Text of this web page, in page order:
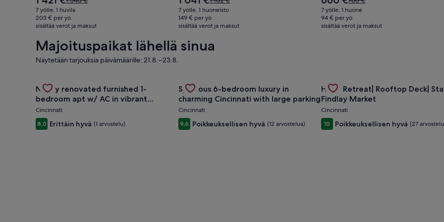
on
1 421 €
oli
1 543 €,
katso
perushinnasta.
7 yölle, 1 huvila
203 € per yö
sisältää verot ja maksut
on
1 041 €
oli
1 182 €,
katso
perushinnasta.
7 yölle, 1 huoneisto
149 € per yö
sisältää verot ja maksut
on
660 €
oli
768 €,
katso
7 yölle, 1 huone
94 € per yö
sisältää verot ja maksut
Majoituspaikat lähellä sinua
Näytetään tarjouksia päivämäärille: 21.8.−23.8.
Gallery
Carousel
Newly renovated furnished 1-
bedroom apt w/ AC in vibrant
Westwood Cincinnati
Cincinnati
8,0 Erittäin hyvä (1 arvostelu)
Gallery
Carousel
Spacious 6-bedroom luxury in
charming Cincinnati with large parking
Cincinnati
9,6 Poikkeuksellisen hyvä (12 arvostelua)
Gallery
Carousel
Huge Retreat| Rooftop Deck|
Findlay Market
Cincinnati
10 Poikkeuksellisen hyvä (27